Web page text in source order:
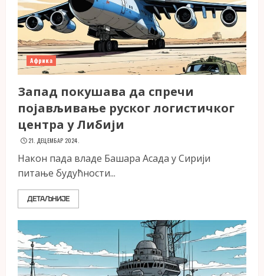
Африка
Запад покушава да спречи
појављивање руског логистичког
центра у Либији
21. ДЕЦЕМБАР 2024.
Након пада владе Башара Асада у Сирији
питање будућности...
ДЕТАЉНИЈЕ